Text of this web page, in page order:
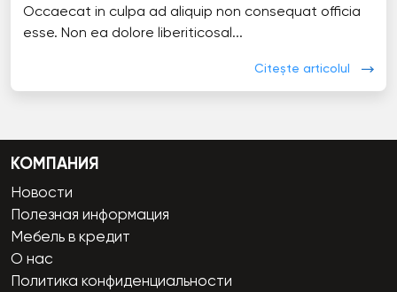
Occaecat in culpa ad aliquip non consequat officia
esse. Non ea dolore liberiticosal...
Citește articolul
КОМПАНИЯ
Новости
Полезная информация
Мебель в кредит
О нас
Политика конфиденциальности